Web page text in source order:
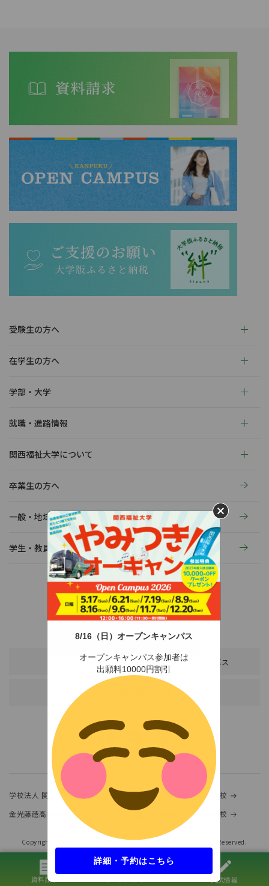
8/16（日）オープンキャンパス
オープンキャンパス参加者は
出願料10000円割引
詳細・予約はこちら
資料請求 入試情報
受験生の方へ
在学生の方へ
学部・大学
就職・進路情報
関西福祉大学について
卒業生の方へ
一般・地域の方へ
学生・教員の活動
〒678-0255 兵庫県赤穂市新田380-3
アクセス スクールバス
学校法人 関西金光学園
金光大阪中学校・高等学校
金光藤蔭高等学校
金光八尾中学校・高等学校
Copyright(c)KANSAI UNIVERSITY of SOCIAL WELFARE.ALL Rights Reserved.